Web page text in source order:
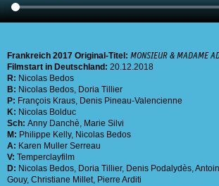
Frankreich 2017 Original-Titel: MONSIEUR & MADAME
Filmstart in Deutschland: 20.12.2018
R: Nicolas Bedos
B: Nicolas Bedos, Doria Tillier
P: François Kraus, Denis Pineau-Valencienne
K: Nicolas Bolduc
Sch: Anny Danchè, Marie Silvi
M: Philippe Kelly, Nicolas Bedos
A: Karen Muller Serreau
V: Temperclayfilm
D: Nicolas Bedos, Doria Tillier, Denis Podalydès,
Gouy, Christiane Millet, Pierre Arditi